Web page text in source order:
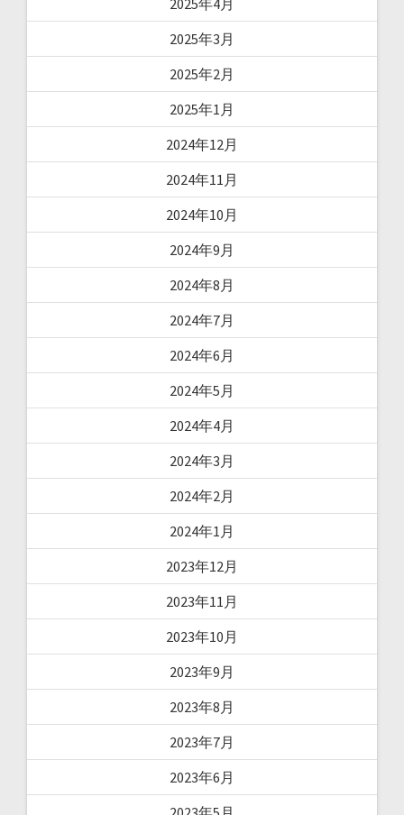
2025年3月
2025年2月
2025年1月
2024年12月
2024年11月
2024年10月
2024年9月
2024年8月
2024年7月
2024年6月
2024年5月
2024年4月
2024年3月
2024年2月
2024年1月
2023年12月
2023年11月
2023年10月
2023年9月
2023年8月
2023年7月
2023年6月